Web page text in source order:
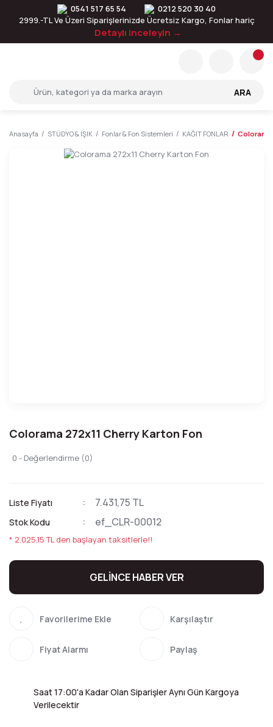
0541 517 65 54
0212 520 30 40
2999.-TL Ve Üzeri Siparişlerinizde Ücretsiz Kargo, Fonlar hariç
Detaylı inceleyin →
ARA
Anasayfa STÜDYO & IŞIK Fonlar & Fon Sistemleri KAĞIT FONLAR Colorama
Colorama 272x11 Cherry Karton Fon
0 - Değerlendirme (0)
Liste Fiyatı 7.431,75 TL
Stok Kodu ef_CLR-00012
* 2.025,15 TL den başlayan taksitlerle!!
GELİNCE HABER VER
Karşılaştır
Fiyat Alarmı Paylaş
Saat 17:00'a Kadar Olan Siparişler Aynı Gün Kargoya
Verilecektir